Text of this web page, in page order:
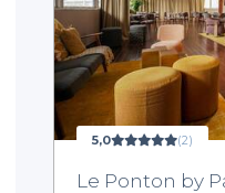
5,0 (2)
Le Ponton by